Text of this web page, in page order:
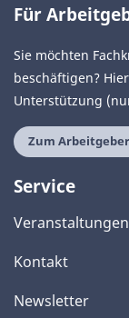
Für
Sie möchten
beschäftigen?
Unterstützung
Zum
Service
Veranstaltungen
Kontakt
Newsletter